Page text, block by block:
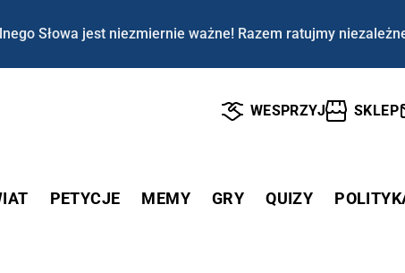
Słowa jest niezmiernie ważne! Razem ratujmy
WESPRZYJ SKLEP
PETYCJE MEMY GRY QUIZY